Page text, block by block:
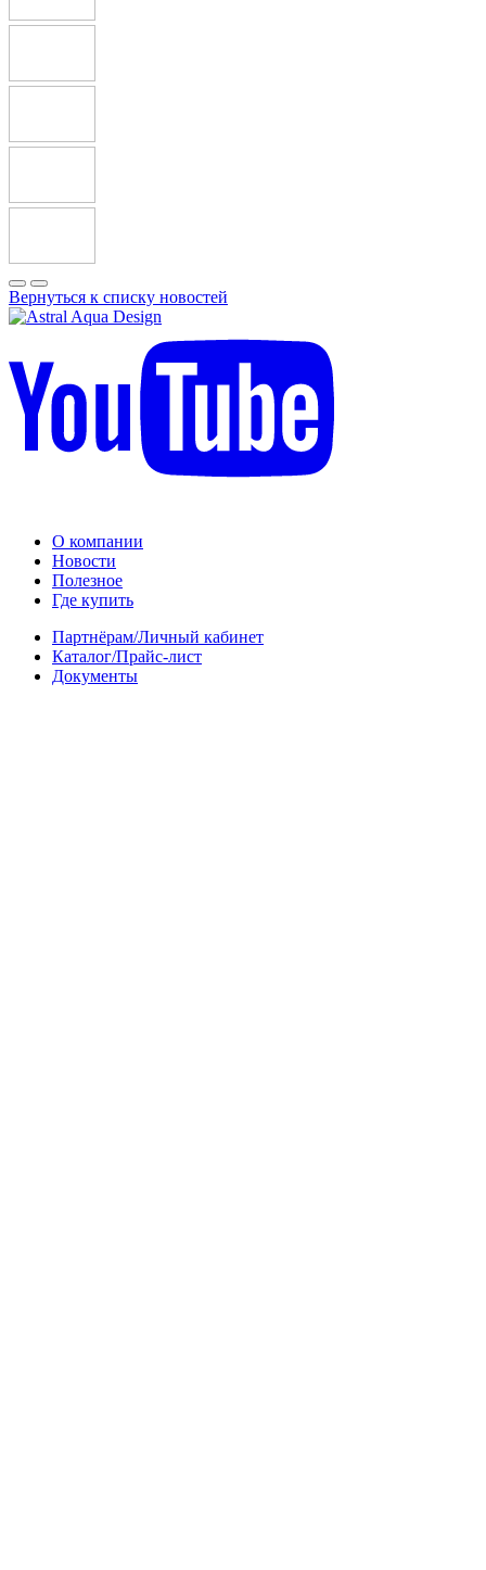
Вернуться к списку новостей
О компании
Новости
Полезное
Где купить
Партнёрам/Личный кабинет
Каталог/Прайс-лист
Документы